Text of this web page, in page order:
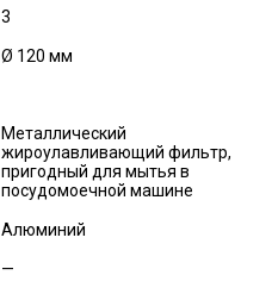
3
Ø 120 мм
Металлический
жироулавливающий фильтр,
пригодный для мытья в
посудомоечной машине
Алюминий
—